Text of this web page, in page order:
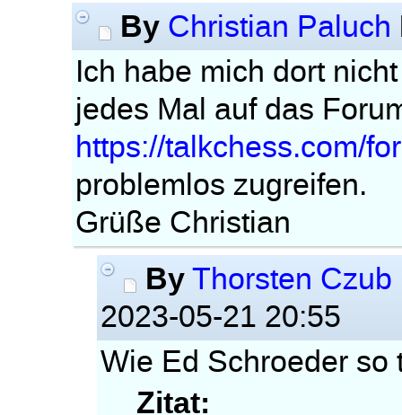
By Christian Paluch
Ich habe mich dort
jedes Mal auf das
https://talkchess.com/
problemlos zugreifen.
Grüße Christian
By Thorsten Czub
2023-05-21 20:55
Wie Ed Schroeder so
Zitat: